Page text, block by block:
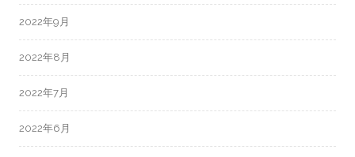
2022年9月
2022年8月
2022年7月
2022年6月